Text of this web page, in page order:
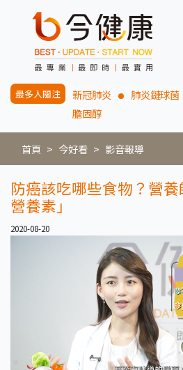
最多人關注 新冠肺炎 肺炎鏈球菌
膽固醇
首頁 今好看 影音報導
防癌該吃哪些食物？營
營養素」
2020-08-20